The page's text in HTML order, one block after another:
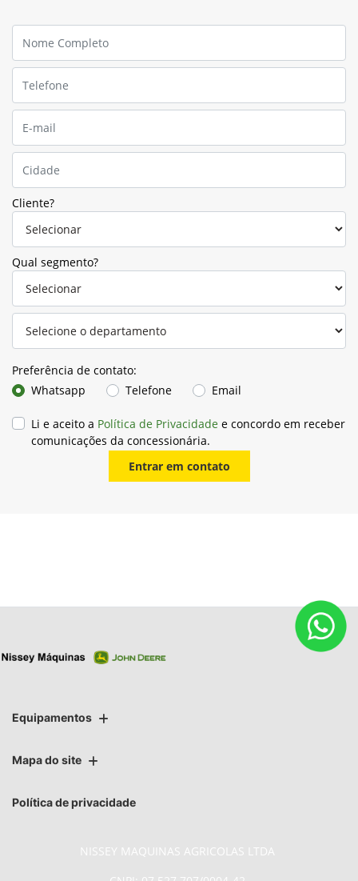
Cliente?
Qual segmento?
Preferência de contato:
Whatsapp
Telefone Email
Li e aceito a Política de Privacidade e concordo em receber
comunicações da concessionária.
Entrar em contato
Equipamentos
Mapa do site
Política de privacidade
NISSEY MAQUINAS AGRICOLAS LTDA